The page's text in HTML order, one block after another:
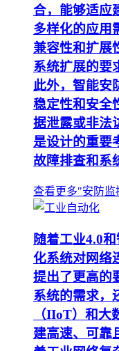
合，能够适应
多样化的应用
兼容性和扩展
系统扩展的要
此外，智能安
稳定性和安全
据泄露或非法
是设计的重要
故障排查和系
查看更多"安防监
随着工业4.0
化系统对网络
提出了更高的
系统的需求，
（IIoT）和大
建高速、可靠